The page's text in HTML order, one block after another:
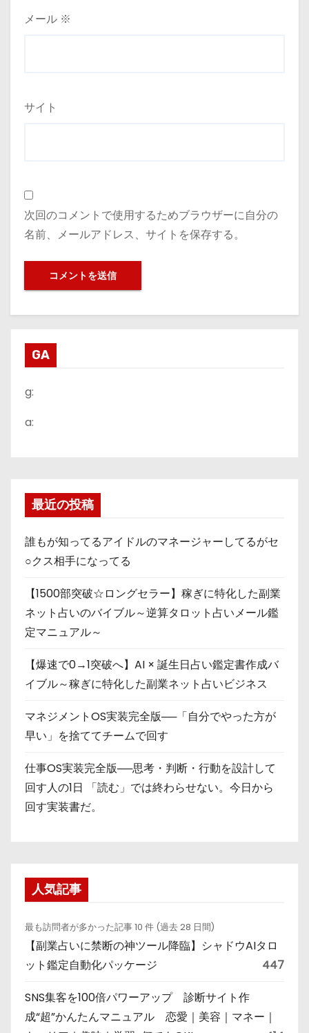
メール ※
サイト
次回のコメントで使用するためブラウザーに自分の
名前、メールアドレス、サイトを保存する。
GA
g:
a:
最近の投稿
誰もが知ってるアイドルのマネージャーしてるがセ
○クス相手になってる
【1500部突破☆ロングセラー】稼ぎに特化した副業
ネット占いのバイブル～逆算タロット占いメール鑑
定マニュアル～
【爆速で0→1突破へ】AI × 誕生日占い鑑定書作成バ
イブル～稼ぎに特化した副業ネット占いビジネス
マネジメントOS実装完全版──「自分でやった方が
早い」を捨ててチームで回す
仕事OS実装完全版──思考・判断・行動を設計して
回す人の1日 「読む」では終わらせない。今日から
回す実装書だ。
人気記事
最も訪問者が多かった記事 10 件 (過去 28 日間)
【副業占いに禁断の神ツール降臨】シャドウAIタロ
ット鑑定自動化パッケージ
447
SNS集客を100倍パワーアップ 診断サイト作
成“超”かんたんマニュアル 恋愛｜美容｜マネー｜